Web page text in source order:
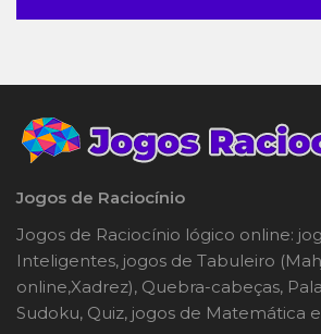
Jogos de Raciocínio
Jogos de Raciocínio lógico online:
Inteligentes, jogos de Tabuleiro
online,Xadrez), Quebra-cabeças,
Sudoku, Quiz, jogos de Matemática